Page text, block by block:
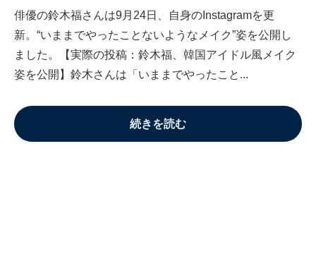
俳優の鈴木福さんは9月24日、自身のInstagramを更
新。“いままでやったことないようなメイク”姿を公開し
ました。【実際の投稿：鈴木福、韓国アイドル風メイク
姿を公開】鈴木さんは「いままでやったこと...
続きを読む